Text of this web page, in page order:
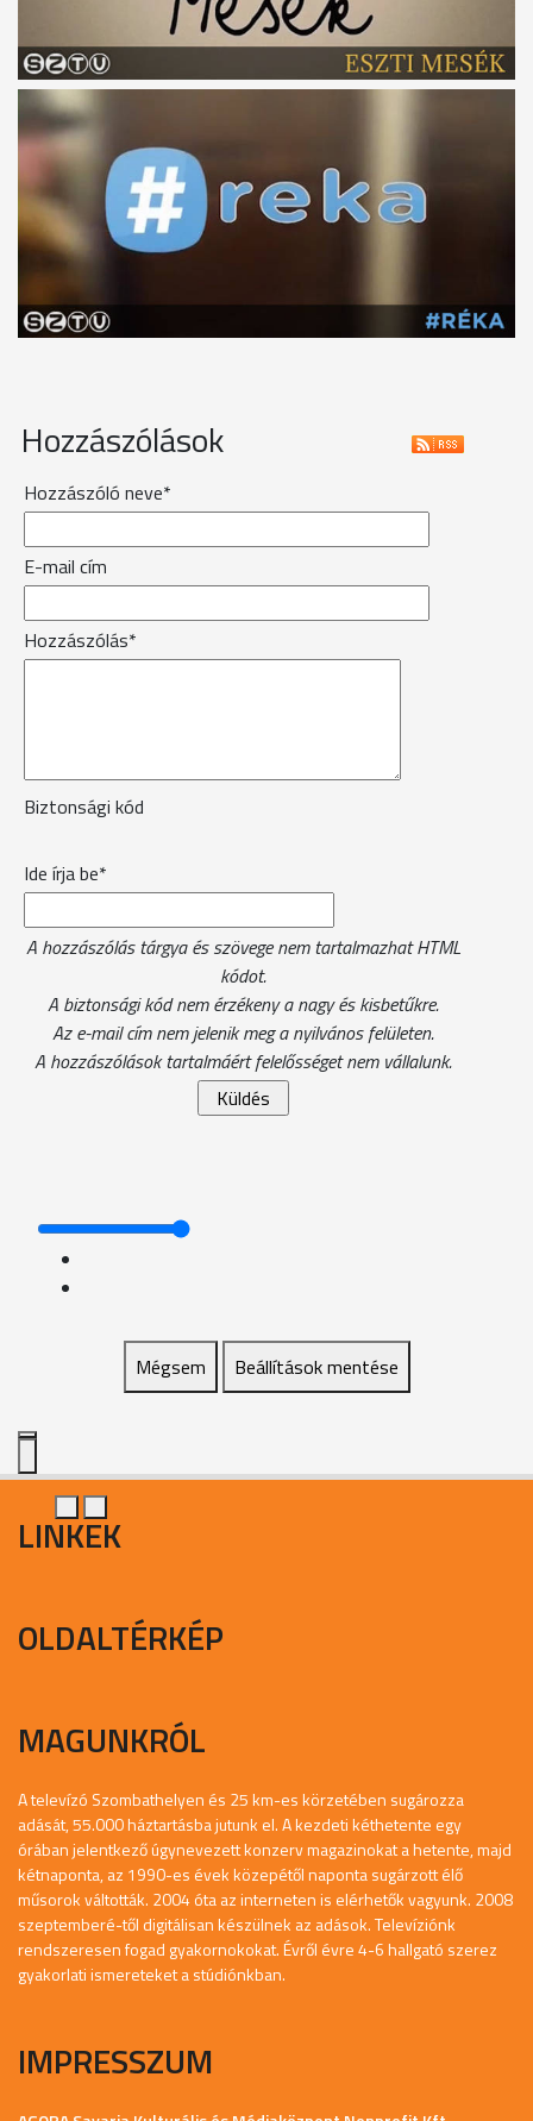
Hozzászólások
Hozzászóló neve*
E-mail cím
Hozzászólás*
Biztonsági kód
Ide írja be*
A hozzászólás tárgya és szövege nem tartalmazhat HTML
kódot.
A biztonsági kód nem érzékeny a nagy és kisbetűkre.
Az e-mail cím nem jelenik meg a nyilvános felületen.
A hozzászólások tartalmáért felelősséget nem vállalunk.
Mégsem Beállítások mentése
LINKEK
OLDALTÉRKÉP
MAGUNKRÓL
A televízó Szombathelyen és 25 km-es körzetében sugározza
adását, 55.000 háztartásba jutunk el. A kezdeti kéthetente egy
órában jelentkező úgynevezett konzerv magazinokat a hetente, majd
kétnaponta, az 1990-es évek közepétől naponta sugárzott élő
műsorok váltották. 2004 óta az interneten is elérhetők vagyunk. 2008
szeptemberé-től digitálisan készülnek az adások. Televíziónk
rendszeresen fogad gyakornokokat. Évről évre 4-6 hallgató szerez
gyakorlati ismereteket a stúdiónkban.
IMPRESSZUM